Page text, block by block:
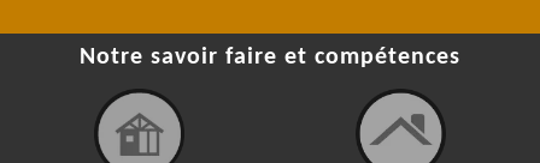
Notre savoir faire et compétences